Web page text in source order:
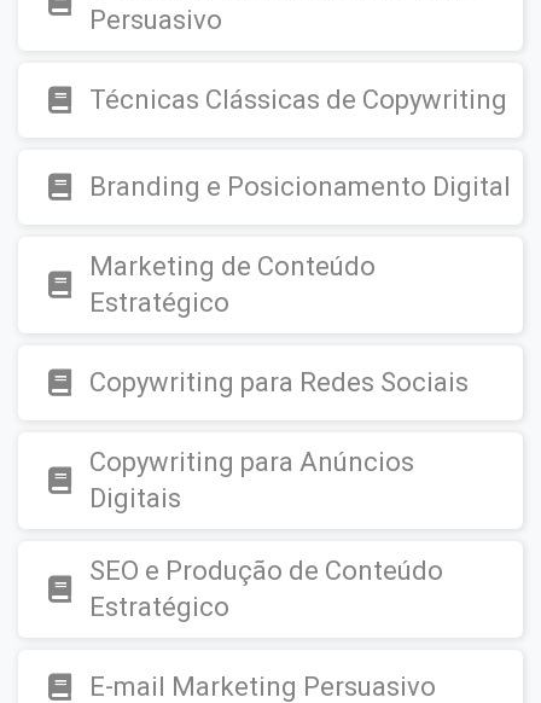
Persuasivo
Técnicas Clássicas de Copywriting
Branding e Posicionamento Digital
Marketing de Conteúdo
Estratégico
Copywriting para Redes Sociais
Copywriting para Anúncios
Digitais
SEO e Produção de Conteúdo
Estratégico
E-mail Marketing Persuasivo